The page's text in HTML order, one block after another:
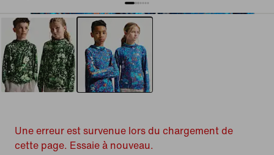
Une erreur est survenue lors du chargement de
cette page. Essaie à nouveau.